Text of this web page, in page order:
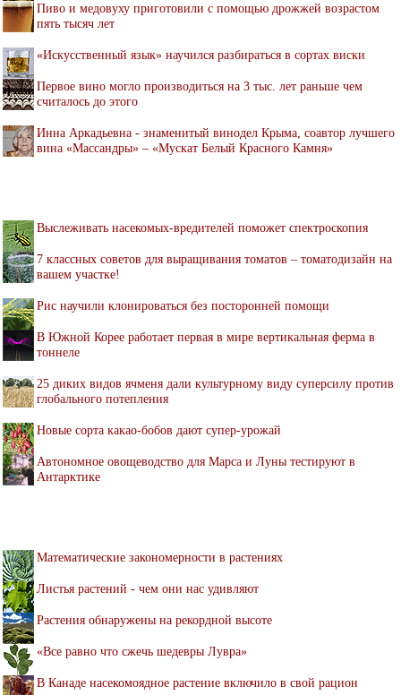
Пиво и медовуху приготовили с помощью дрожжей возрастом
пять тысяч лет
«Искусственный язык» научился разбираться в сортах виски
Первое вино могло производиться на 3 тыс. лет раньше чем
считалось до этого
Инна Аркадьевна - знаменитый винодел Крыма, соавтор лучшего
вина «Массандры» – «Мускат Белый Красного Камня»
Выслеживать насекомых-вредителей поможет спектроскопия
7 классных советов для выращивания томатов – томатодизайн на
вашем участке!
Рис научили клонироваться без посторонней помощи
В Южной Корее работает первая в мире вертикальная ферма в
тоннеле
25 диких видов ячменя дали культурному виду суперсилу против
глобального потепления
Новые сорта какао-бобов дают супер-урожай
Автономное овощеводство для Марса и Луны тестируют в
Антарктике
Математические закономерности в растениях
Листья растений - чем они нас удивляют
Растения обнаружены на рекордной высоте
«Все равно что сжечь шедевры Лувра»
В Канаде насекомоядное растение включило в свой рацион